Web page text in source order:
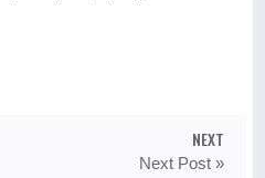
NEXT
Next Post »